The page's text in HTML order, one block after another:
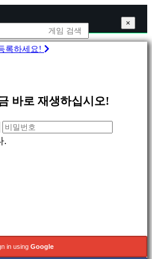
×
록하세요!
바로 재생하십시오!
.
in using Google
×
×